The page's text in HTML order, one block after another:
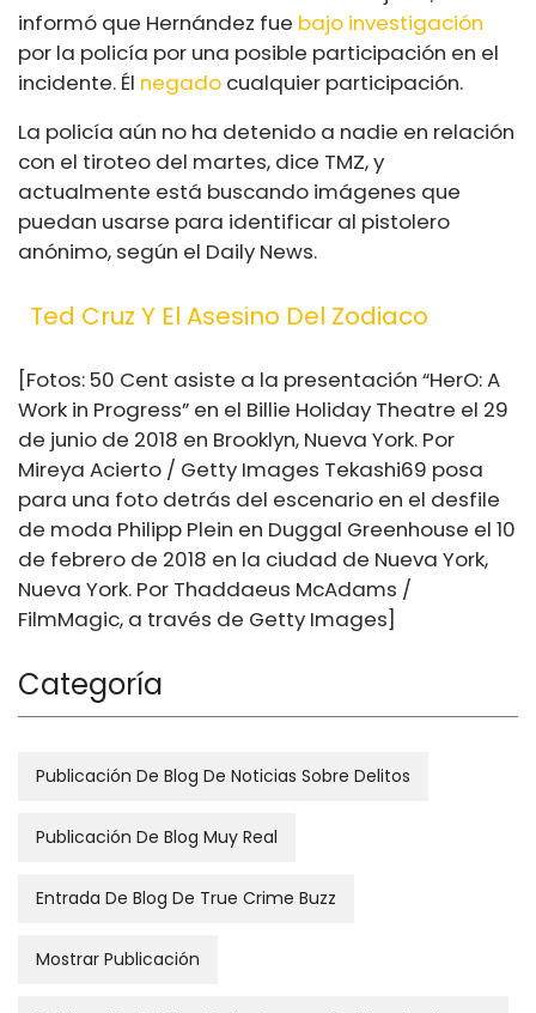
informó que Hernández fue bajo investigación
por la policía por una posible participación en el
incidente. Él negado cualquier participación.
La policía aún no ha detenido a nadie en relación
con el tiroteo del martes, dice TMZ, y
actualmente está buscando imágenes que
puedan usarse para identificar al pistolero
anónimo, según el Daily News.
Ted Cruz Y El Asesino Del Zodiaco
[Fotos: 50 Cent asiste a la presentación “HerO: A
Work in Progress” en el Billie Holiday Theatre el 29
de junio de 2018 en Brooklyn, Nueva York. Por
Mireya Acierto / Getty Images Tekashi69 posa
para una foto detrás del escenario en el desfile
de moda Philipp Plein en Duggal Greenhouse el 10
de febrero de 2018 en la ciudad de Nueva York,
Nueva York. Por Thaddaeus McAdams /
FilmMagic, a través de Getty Images]
Categoría
Publicación De Blog De Noticias Sobre Delitos
Publicación De Blog Muy Real
Entrada De Blog De True Crime Buzz
Mostrar Publicación